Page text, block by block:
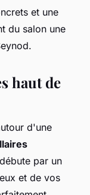
et une
du salon une
haut de
d'une
par un
et de vos